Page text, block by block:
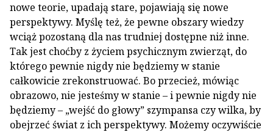
nowe teorie, upadają stare, pojawiają się nowe
perspektywy. Myślę też, że pewne obszary wiedzy
wciąż pozostaną dla nas trudniej dostępne niż inne.
Tak jest choćby z życiem psychicznym zwierząt, do
którego pewnie nigdy nie będziemy w stanie
całkowicie zrekonstruować. Bo przecież, mówiąc
obrazowo, nie jesteśmy w stanie – i pewnie nigdy nie
będziemy – „wejść do głowy” szympansa czy wilka, by
obejrzeć świat z ich perspektywy. Możemy oczywiście